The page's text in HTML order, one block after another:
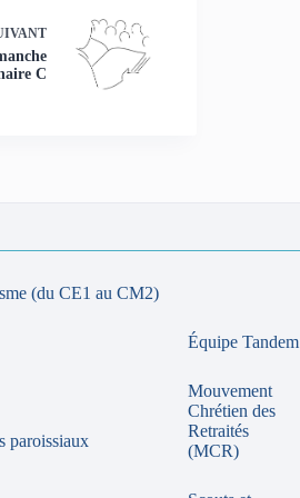
C
(du CE1 au CM2)
paroissiaux
Équipe Tandem
Mouvement
Chrétien des
Retraités
(MCR)